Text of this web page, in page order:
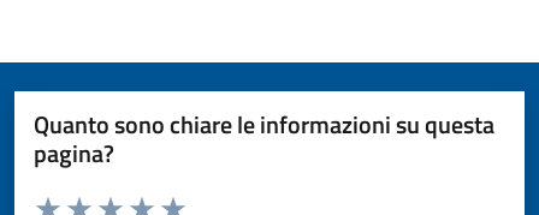
Quanto sono chiare le informazioni su questa
pagina?
Valuta da 1 a 5 stelle la pagina